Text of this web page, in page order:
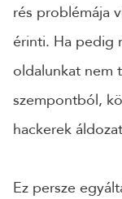
rés problémája
érinti. Ha pedig
oldalunkat nem
szempontból,
hackerek
Ez persze